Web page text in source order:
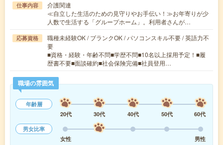
仕事内容
介護関連
≪自立した生活のための見守りやお手伝い！≫お年寄りが少
人数で生活する「グループホーム」。利用者さんが…
応募資格
職種未経験OK / ブランクOK / パソコンスキル不要 / 英語力不
要
■資格・経験・年齢不問■学歴不問■10名以上採用予定！■履
歴書不要■面談確約■社会保険完備■社員登用…
職場の雰囲気
年齢層
20代
30代 40代 50代
60代
男女比率
女性
男性